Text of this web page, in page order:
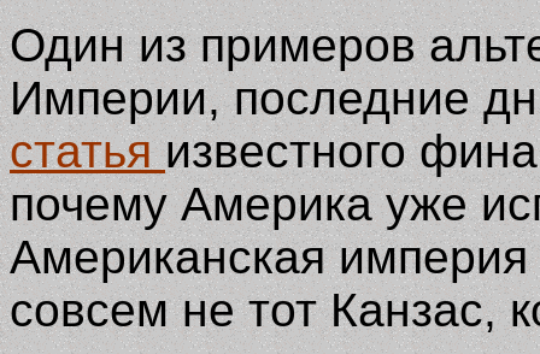
Один из примеров
Империи, последние
статьяизвестного
почему Америка уже
Американская
совсем не тот Канзас,